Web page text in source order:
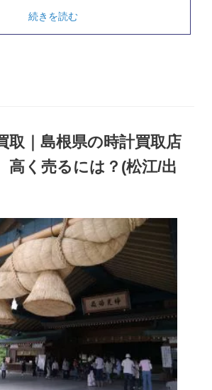
続きを読む
取｜島根県の時計買取店
高く売るには？(松江/出